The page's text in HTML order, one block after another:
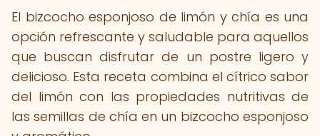
El bizcocho esponjoso de limón y chía es una
opción refrescante y saludable para aquellos
que buscan disfrutar de un postre ligero y
delicioso. Esta receta combina el cítrico sabor
del limón con las propiedades nutritivas de
las semillas de chía en un bizcocho esponjoso